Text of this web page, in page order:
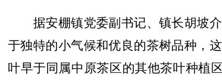
据安棚镇党委副书记、镇长胡坡
于独特的小气候和优良的茶树品种，
叶早于同属中原茶区的其他茶叶种植